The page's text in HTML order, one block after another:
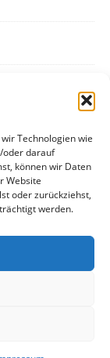
Technologien wie
oder darauf
können wir Daten
Website
oder zurückziehst,
werden.